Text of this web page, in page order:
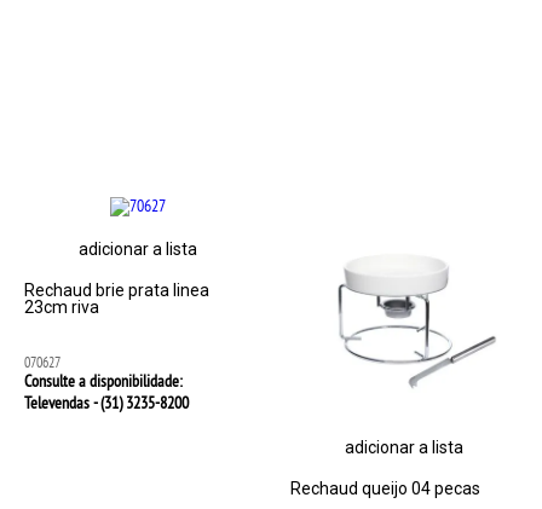
adicionar a lista
Rechaud brie prata linea
23cm riva
070627
Consulte a disponibilidade:
Televendas - (31)3235-8200
adicionar a lista
Rechaud queijo 04 pecas